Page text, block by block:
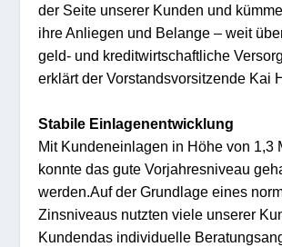
der Seite unserer Kunden und
ihre Anliegen und Belange– weit
geld- und kreditwirtschaftliche
erklärtderVorstandsvorsitzende Kai
Stabile Einlagenentwicklung
Mit Kundeneinlagen in Höhe von 1,3
konnte das gute Vorjahresniveau geh
werden.Auf der Grundlage eines
Zinsniveaus nutzten viele unserer
Kundendas individuelle Beratung